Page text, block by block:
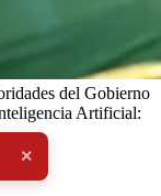
del Gobierno
Artificial:
×